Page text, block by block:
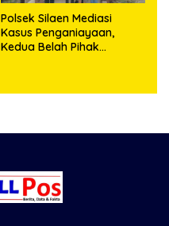
Polsek Silaen Mediasi
Kasus Penganiayaan,
Kedua Belah Pihak